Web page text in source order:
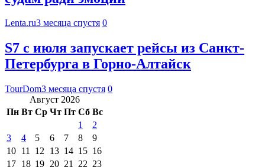
Lenta.ru3 месяца спустя 0
S7 с июля запускает рейсы из Санкт-
Петербурга в Горно-Алтайск
TourDom3 месяца спустя 0
Август 2026
Пн Вт Ср Чт Пт Сб Вс
1
2
3
4 5 6 7 8
9
10 11 12 13 14 15 16
17 18 19 20 21 22 23